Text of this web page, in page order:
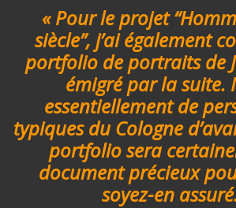
« Pour le projet
siècle”, j’ai également
portfolio de portraits de
émigré par la suite.
essentiellement de
typiques du Cologne
portfolio sera
document précieux
soyez-en